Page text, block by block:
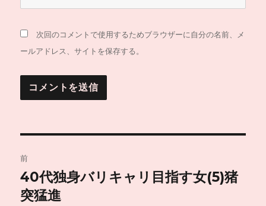
次回のコメントで使用するためブラウザーに自分の名前、メ
ールアドレス、サイトを保存する。
稿
ナ
前
前
の
40代独身バリキャリ目指す女(5)猪
突猛進